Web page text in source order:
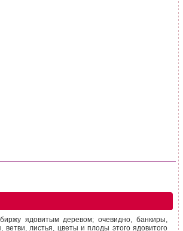
ядовитым деревом; очевидно, банкиры,
листья, цветы и плоды этого ядовитого